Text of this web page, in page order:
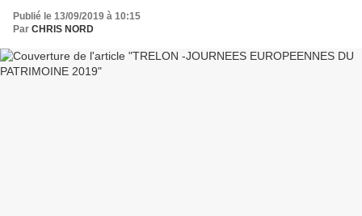
Publié le 13/09/2019 à 10:15
Par CHRIS NORD